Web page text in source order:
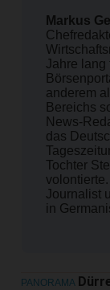
Markus
Jahre lang
anderem
Bereichs
News-
das
Tochter
Journalist
in
PANORAMA